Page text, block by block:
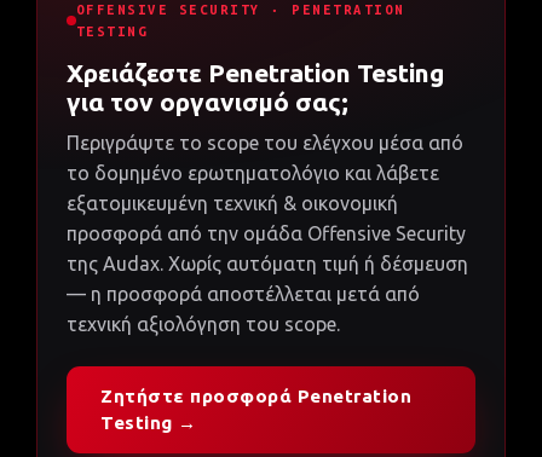
OFFENSIVE SECURITY · PENETRATION
TESTING
Χρειάζεστε Penetration Testing
για τον οργανισμό σας;
Περιγράψτε το scope του ελέγχου μέσα από
το δομημένο ερωτηματολόγιο και λάβετε
εξατομικευμένη τεχνική & οικονομική
προσφορά από την ομάδα Offensive Security
της Audax. Χωρίς αυτόματη τιμή ή δέσμευση
— η προσφορά αποστέλλεται μετά από
τεχνική αξιολόγηση του scope.
Ζητήστε προσφορά Penetration
Testing →